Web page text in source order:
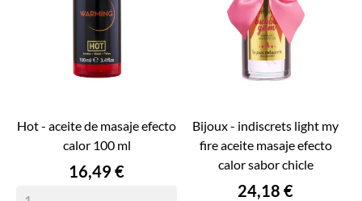
hot - aceite de masaje efecto
calor 100 ml
Precio
16,49 €
bijoux - indiscrets light my
fire aceite masaje efecto
calor sabor chicle
Precio
24,18 €